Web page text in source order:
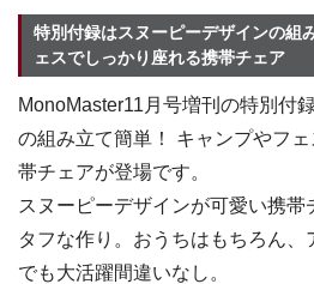
特別付録はスヌーピーデザインの組
ェスでしっかり座れる携帯チェア
MonoMaster11月号増刊の特別付
の組み立て簡単！ キャンプやフ
帯チェアが登場です。
スヌーピーデザインが可愛い携
タフな作り。おうちはもちろん
でも大活躍間違いなし。